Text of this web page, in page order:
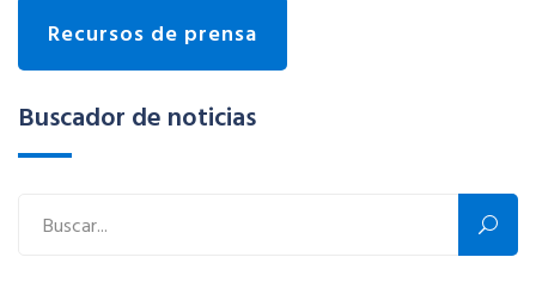
Recursos de prensa
Buscador de noticias